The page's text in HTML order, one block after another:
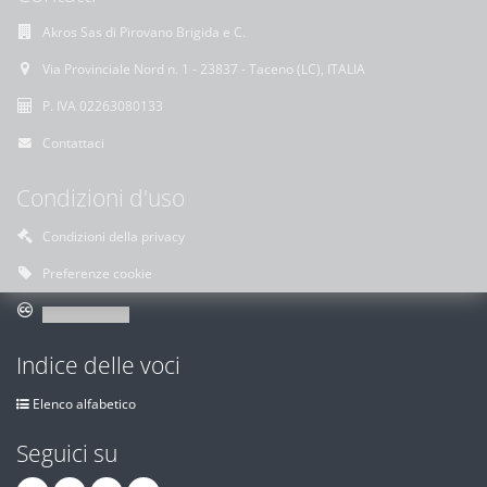
Akros Sas di Pirovano Brigida e C.
Via Provinciale Nord n. 1 - 23837 - Taceno (LC), ITALIA
P. IVA 02263080133
Contattaci
Condizioni d'uso
Condizioni della privacy
Preferenze cookie
Indice delle voci
Elenco alfabetico
Seguici su